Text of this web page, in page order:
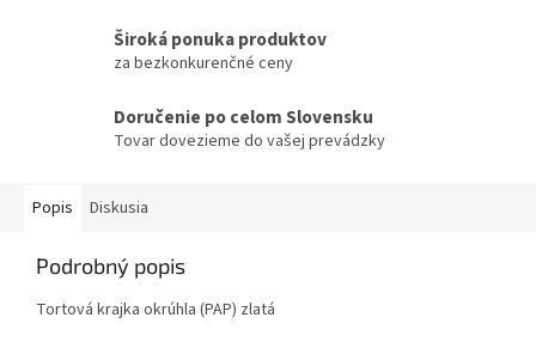
Široká ponuka produktov
za bezkonkurenčné ceny
Doručenie po celom Slovensku
Tovar dovezieme do vašej prevádzky
Popis Diskusia
Podrobný popis
Tortová krajka okrúhla (PAP) zlatá